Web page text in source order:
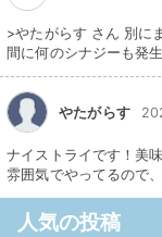
>やたがらす さん 別に
間に何のシナジーも発
やたがらす
ナイストライです！美
雰囲気でやってるので
人気の投稿